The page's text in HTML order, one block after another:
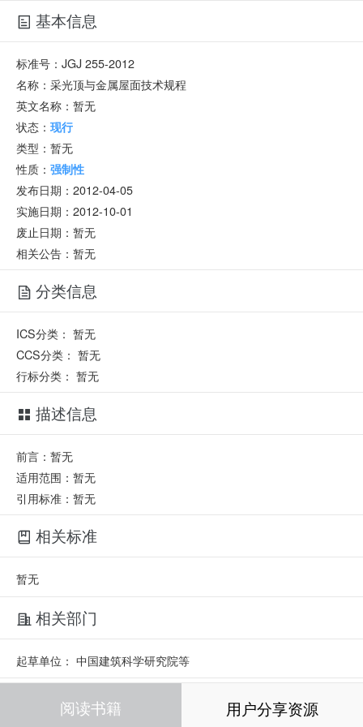
基本信息
标准号： JGJ 255-2012
名称： 采光顶与金属屋面技术规程
英文名称： 暂无
状态： 现行
类型： 暂无
性质： 强制性
发布日期： 2012-04-05
实施日期： 2012-10-01
废止日期： 暂无
相关公告：暂无
分类信息
ICS分类： 暂无
CCS分类： 暂无
行标分类： 暂无
描述信息
前言：暂无
适用范围：暂无
引用标准：暂无
相关标准
暂无
相关部门
起草单位： 中国建筑科学研究院等
相关人员
阅读书籍 用户分享资源